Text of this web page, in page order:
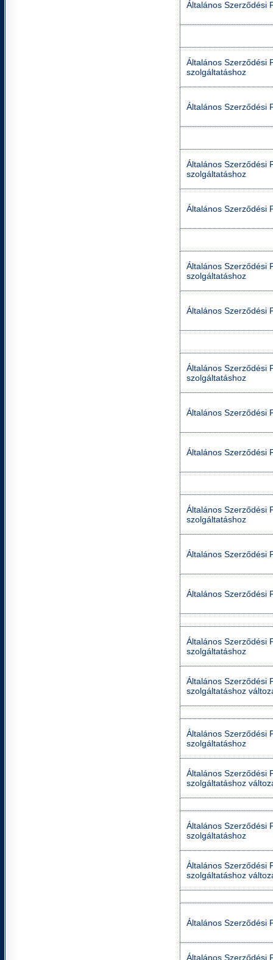
Általános Szerződési
Általános Szerződési
szolgáltatáshoz
Általános Szerződési
Általános Szerződési
szolgáltatáshoz
Általános Szerződési
Általános Szerződési
szolgáltatáshoz
Általános Szerződési
Általános Szerződési
szolgáltatáshoz
Általános Szerződési
Általános Szerződési
Általános Szerződési
szolgáltatáshoz
Általános Szerződési
Általános Szerződési
Általános Szerződési
szolgáltatáshoz
Általános Szerződési
szolgáltatáshoz
Általános Szerződési
szolgáltatáshoz
Általános Szerződési
szolgáltatáshoz
Általános Szerződési
szolgáltatáshoz
Általános Szerződési
szolgáltatáshoz
Általános Szerződési
Általános Szerződési